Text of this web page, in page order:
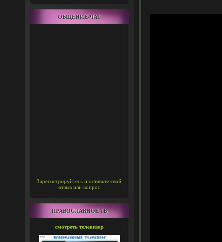
ОБЩЕНИЕ-ЧАТ
Зарегистрируйтесь и оставьте свой
отзыв или вопрос
ПРАВОСЛАВНОЕ ТВ
смотреть телевизор